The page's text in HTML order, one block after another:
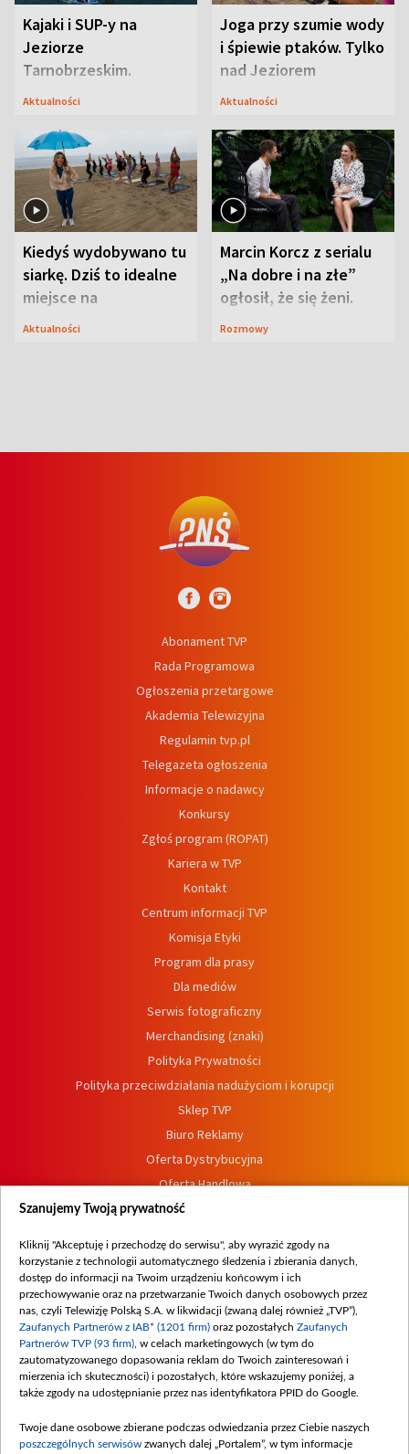
Kajaki i SUP-y na
Jeziorze
Tarnobrzeskim.
Przyrodnicy zwracają
Aktualności
Joga przy szumie wody
i śpiewie ptaków. Tylko
nad Jeziorem
Tarnobrzeskim
Aktualności
Kiedyś wydobywano tu
siarkę. Dziś to idealne
miejsce na
wypoczynek
Aktualności
Marcin Korcz z serialu
„Na dobre i na złe”
ogłosił, że się żeni.
Zdradził, co zmienił
Rozmowy
Abonament TVP
Rada Programowa
Ogłoszenia przetargowe
Akademia Telewizyjna
Regulamin tvp.pl
Telegazeta ogłoszenia
Informacje o nadawcy
Konkursy
Zgłoś program (ROPAT)
Kariera w TVP
Kontakt
Centrum informacji TVP
Komisja Etyki
Program dla prasy
Dla mediów
Serwis fotograficzny
Merchandising (znaki)
Polityka Prywatności
Polityka przeciwdziałania nadużyciom i korupcji
Sklep TVP
Biuro Reklamy
Oferta Dystrybucyjna
Oferta Handlowa
Dostępność
Procedura zgłoszeń wewnętrznych
Szanujemy Twoją prywatność
Kliknij "Akceptuję i przechodzę do serwisu", aby wyrazić zgody na
korzystanie z technologii automatycznego śledzenia i zbierania danych,
dostęp do informacji na Twoim urządzeniu końcowym i ich
przechowywanie oraz na przetwarzanie Twoich danych osobowych przez
nas, czyli Telewizję Polską S.A. w likwidacji (zwaną dalej również „TVP”),
Zaufanych Partnerów z IAB* (1201 firm) oraz pozostałych Zaufanych
Partnerów TVP (93 firm) , w celach marketingowych (w tym do
zautomatyzowanego dopasowania reklam do Twoich zainteresowań i
mierzenia ich skuteczności) i pozostałych, które wskazujemy poniżej, a
także zgody na udostępnianie przez nas identyfikatora PPID do Google.
Twoje dane osobowe zbierane podczas odwiedzania przez Ciebie naszych
poszczególnych serwisów zwanych dalej „Portalem”, w tym informacje